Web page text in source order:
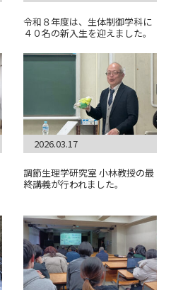
令和８年度は、生体制御学科に
４０名の新入生を迎えました。
2026.03.17
調節生理学研究室 小林教授の最
終講義が行われました。